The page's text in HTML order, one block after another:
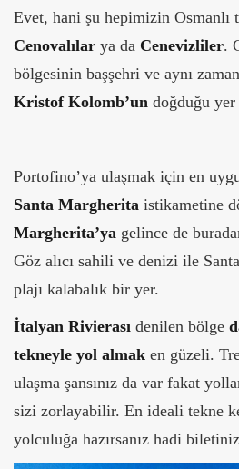
Evet, hani şu hepimizin
Cenovalılar ya da Cenevizliler.
bölgesinin başşehri ve aynı
Kristof Kolomb’un doğduğu
Portofino’ya ulaşmak için en
Santa Margherita istikametine
Margherita’ya gelince de
Göz alıcı sahili ve denizi ile
plajı kalabalık bir yer.
İtalyan Rivierası denilen bölge
tekneyle yol almak en güzeli.
ulaşma şansınız da var fakat
sizi zorlayabilir. En ideali tekne
yolculuğa hazırsanız hadi